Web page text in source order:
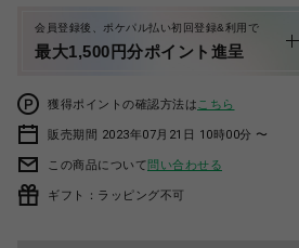
会員登録後、ポケパル払い初回登録&利用で
最大1,500円分ポイント進呈
獲得ポイントの確認方法は こちら
販売期間 2023年07月21日 10時00分 〜
この商品について問い合わせる
ギフト：ラッピング不可